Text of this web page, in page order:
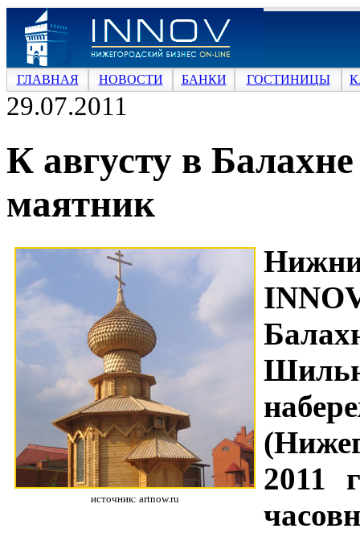
ГЛАВНАЯ НОВОСТИ БАНКИ ГОСТИНИЦЫ
29.07.2011
К августу в
маятник
источник: artnow.ru
2011